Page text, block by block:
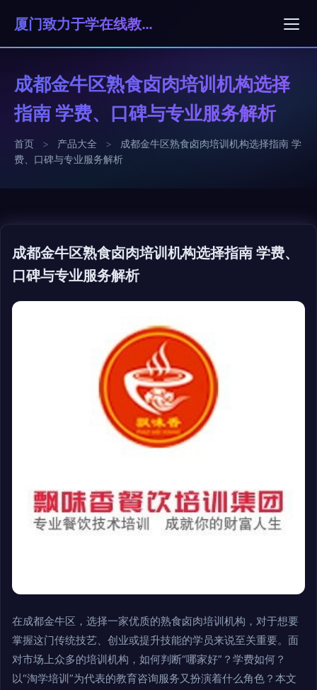
厦门致力于学在线教育科技有限公司
成都金牛区熟食卤肉培训机构选择
指南 学费、口碑与专业服务解析
首页 > 产品大全 >
成都金牛区熟食卤肉培训机构选择指南 学
费、口碑与专业服务解析
成都金牛区熟食卤肉培训机构选择指南 学费、
口碑与专业服务解析
在成都金牛区，选择一家优质的熟食卤肉培训机构，对于想要
掌握这门传统技艺、创业或提升技能的学员来说至关重要。面
对市场上众多的培训机构，如何判断“哪家好”？学费如何？
以“淘学培训”为代表的教育咨询服务又扮演着什么角色？本文